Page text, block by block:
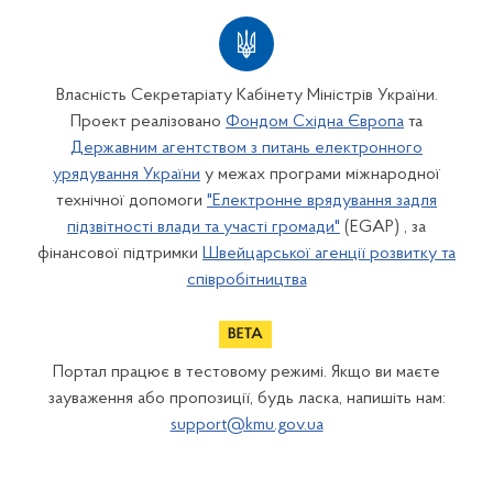
Власність Секретаріату Кабінету Міністрів України.
Проект реалізовано Фондом Східна Європа та
Державним агентством з питань електронного
урядування України у межах програми міжнародної
технічної допомоги "Електронне врядування задля
підзвітності влади та участі громади" (EGAP) , за
фінансової підтримки Швейцарської агенції розвитку та
співробітництва
Портал працює в тестовому режимі. Якщо ви маєте
зауваження або пропозиції, будь ласка, напишіть нам:
support@kmu.gov.ua